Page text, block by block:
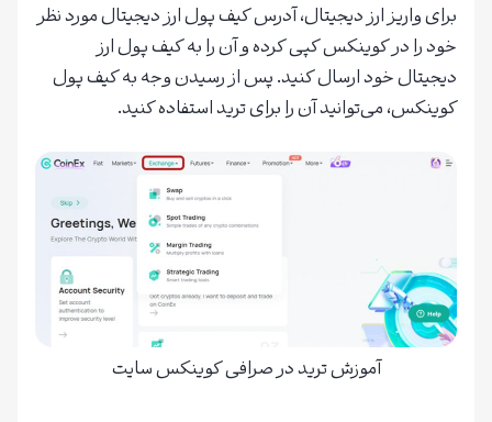
برای واریز ارز دیجیتال، آدرس کیف پول ارز دیجیتال مورد نظر
خود را در کوینکس کپی کرده و آن را به کیف پول ارز
دیجیتال خود ارسال کنید. پس از رسیدن وجه به کیف پول
کوینکس، می‌توانید آن را برای ترید استفاده کنید.
آموزش ترید در صرافی کوینکس سایت